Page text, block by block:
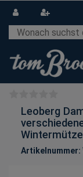
Leoberg
Artikelnummer: